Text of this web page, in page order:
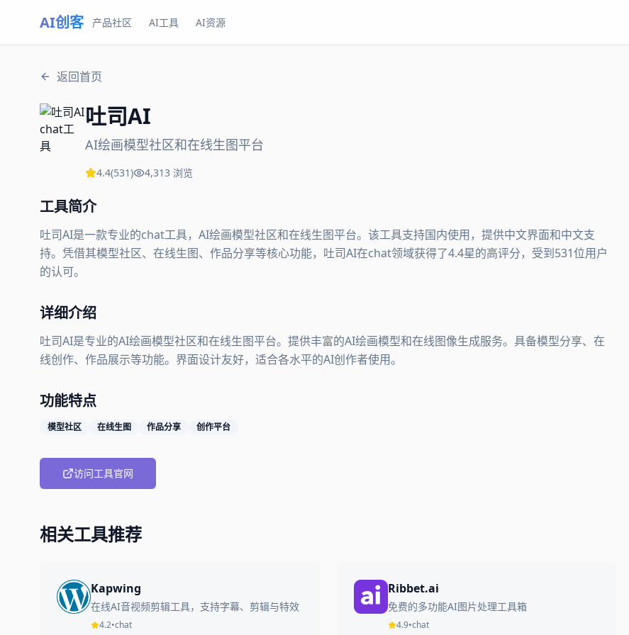
AI创客 产品社区 AI工具 AI资源
返回首页
吐司AI
AI绘画模型社区和在线生图平台
4.4(531) 4,313 浏览
工具简介
吐司AI是一款专业的chat工具，AI绘画模型社区和在线生图平台。该工具支持国内使用，提供中文界面和中文支
持。凭借其模型社区、在线生图、作品分享等核心功能，吐司AI在chat领域获得了4.4星的高评分，受到531位用户
的认可。
详细介绍
吐司AI是专业的AI绘画模型社区和在线生图平台。提供丰富的AI绘画模型和在线图像生成服务。具备模型分享、在
线创作、作品展示等功能。界面设计友好，适合各水平的AI创作者使用。
功能特点
模型社区 在线生图 作品分享 创作平台
访问工具官网
相关工具推荐
Kapwing
在线AI音视频剪辑工具，支持字幕、剪辑与特效
4.2•chat
Ribbet.ai
免费的多功能AI图片处理工具箱
4.9•chat